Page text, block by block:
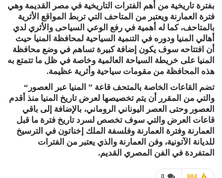
بفترة تاريخية من أهم الفترات التاريخية في مصر القديمة وهي
فترة العمارنة ويعتبر من المتاحف التي تربط المواقع الأثرية
بالمتاحف، كما له أهمية في رفع الوعي السياحى والأثري لدي
أهالي المنيا ودوره في التنمية السياحية لمحافظة المنيا حيث
أن افتتاحه سوف يكون إضافة كبيرة تساهم في وضع محافظة
المنيا على خريطة السياحة العالمية وخاصة في ظل ما تتمتع به
هذه المحافظة من مقومات سياحية وأثرية عظيمة.
تضم القاعات الخاصة بالمتحف قاعة ” المنيا عبر العصور“
والتي من المقرر أن يتم تخصيصها لعرض تاريخ المنيا منذ أقدم
العصور وحتى العصر اليوناني الروماني، بالإضافة إلى باقي
قاعات العرض والتي سوف تخصص لسرد تاريخ فترة ما قبل
العمارنة وفترة العمارنة وفلسفة الملك إخناتون في الترسيخ
للديانة الآتونية، وفن العمارنة والذي يعتبر من الفترات
المتفردة في الفن المصري القديم.
0 984